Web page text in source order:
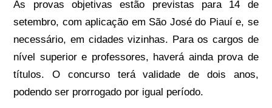
As provas objetivas estão previstas para 14 de
setembro, com aplicação em São José do Piauí e, se
necessário, em cidades vizinhas. Para os cargos de
nível superior e professores, haverá ainda prova de
títulos. O concurso terá validade de dois anos,
podendo ser prorrogado por igual período.